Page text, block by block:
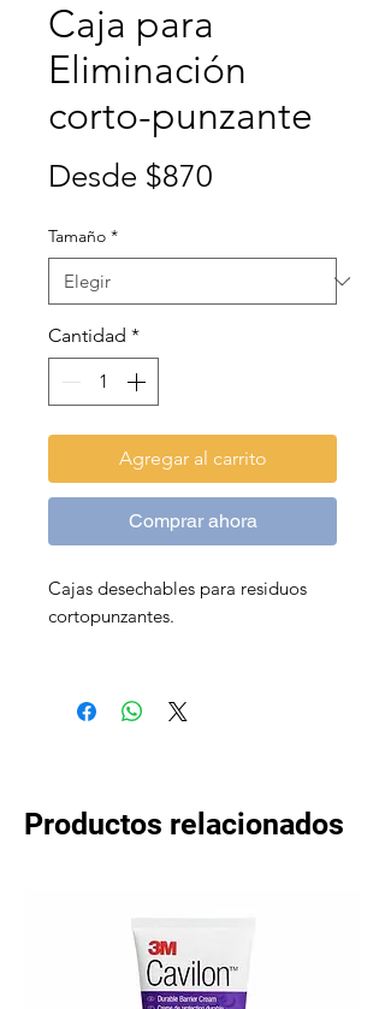
Caja para
Eliminación
corto-punzante
Desde $870
oferta
Tamaño *
Cantidad *
Agregar al carrito
Comprar ahora
Cajas desechables para residuos
cortopunzantes.
Productos relacionados